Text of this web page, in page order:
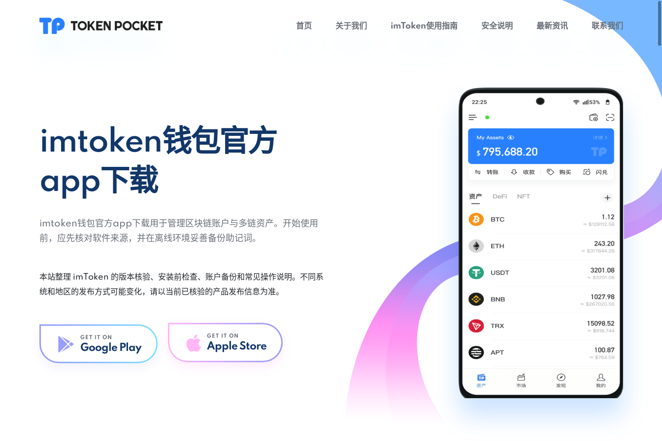
首页 关于我们 imToken使用指南 安全说明 最新资讯 联系我们
imtoken钱包官方
app下载
imtoken钱包官方app下载用于管理区块链账户与多链资产。开始使用
前，应先核对软件来源，并在离线环境妥善备份助记词。
本站整理 imToken 的版本核验、安装前检查、账户备份和常见操作说明。不同系
统和地区的发布方式可能变化，请以当前已核验的产品发布信息为准。
GET IT ON
Google Play
GET IT ON
Apple Store